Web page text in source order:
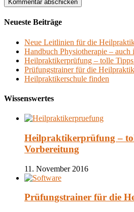
Neueste Beiträge
Neue Leitlinien für die
Handbuch Physiotherapie –
Heilpraktikerprüfung – tolle
Prüfungstrainer für die
Heilpraktikerschule finden
Wissenswertes
Heilpraktikerprüfung –
Vorbereitung
11. November 2016
Prüfungstrainer für die